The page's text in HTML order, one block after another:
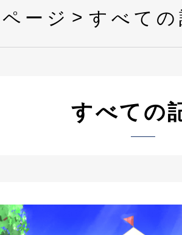
ージ すべて
すべての